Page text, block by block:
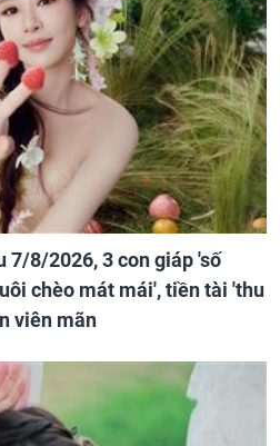
7/8/2026, 3 con giáp 'số
chèo mát mái', tiền tài 'thu
viên mãn